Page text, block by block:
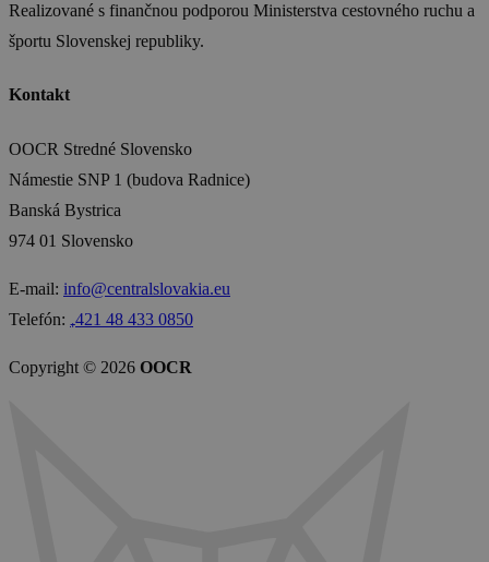
Realizované s finančnou podporou Ministerstva cestovného ruchu a
športu Slovenskej republiky.
Kontakt
OOCR Stredné Slovensko
Námestie SNP 1 (budova Radnice)
Banská Bystrica
974 01 Slovensko
E-mail: info@centralslovakia.eu
Telefón: ₊421 48 433 0850
Copyright © 2026 OOCR